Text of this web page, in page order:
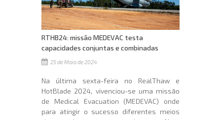
RTHB24: missāo MEDEVAC testa
capacidades conjuntas e combinadas
25 de Maio de 2024
Na última sexta-feira no RealThaw e
HotBlade 2024, vivenciou-se uma missāo
de Medical Evacuation (MEDEVAC) onde
para atingir o sucesso diferentes meios